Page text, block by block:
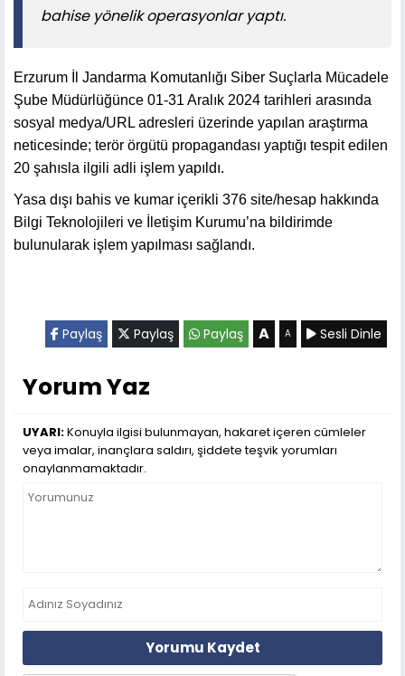
bahise yönelik operasyonlar yaptı.
Erzurum İl Jandarma Komutanlığı Siber Suçlarla Mücadele
Şube Müdürlüğünce 01-31 Aralık 2024 tarihleri arasında
sosyal medya/URL adresleri üzerinde yapılan araştırma
neticesinde; terör örgütü propagandası yaptığı tespit edilen
20 şahısla ilgili adli işlem yapıldı.
Yasa dışı bahis ve kumar içerikli 376 site/hesap hakkında
Bilgi Teknolojileri ve İletişim Kurumu’na bildirimde
bulunularak işlem yapılması sağlandı.
Paylaş Paylaş Paylaş A A Sesli Dinle
Yorum Yaz
UYARI:Konuyla ilgisi bulunmayan, hakaret içeren cümleler
veya imalar, inançlara saldırı, şiddete teşvik yorumları
onaylanmamaktadır.
Yorumu Kaydet